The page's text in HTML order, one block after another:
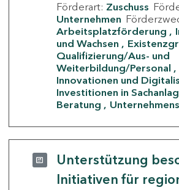
Förderart: Zuschuss
Unternehmen
Arbeitsplatzförderung
und Wachsen
Qualifizierung/Aus- und
Weiterbildung/Personal
Innovationen und
Investitionen in
Beratung
Unterstützung
Initiativen für